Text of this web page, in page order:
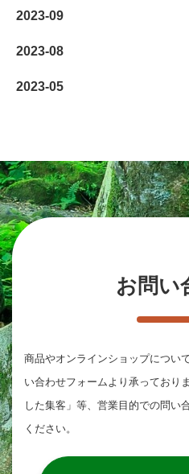
2023-09
2023-08
2023-05
お問い
商品やオンラインショップについ
い合わせフォームより承っておりま
した集客」等、営業目的での問い
ください。